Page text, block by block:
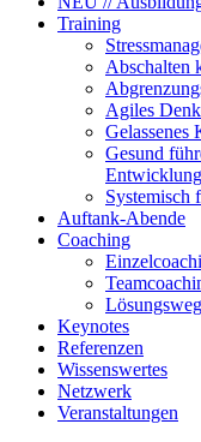
Training
Abschalten
Agiles
Gelassenes
Gesund
Entwicklung
Systemisch
Auftank-Abende
Coaching
Keynotes
Referenzen
Wissenswertes
Netzwerk
Veranstaltungen